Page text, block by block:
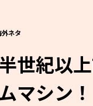
外ネタ
世紀以
マシン！